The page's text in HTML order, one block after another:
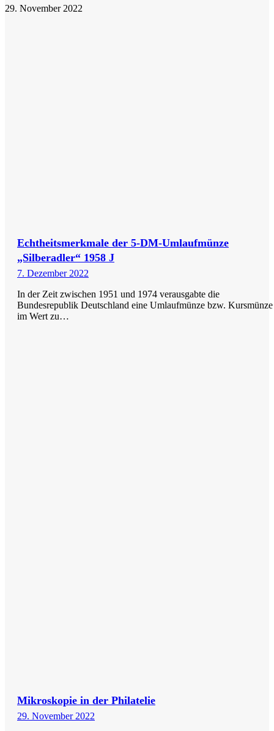
29. November 2022
Echtheitsmerkmale der 5-DM-Umlaufmünze
„Silberadler“ 1958 J
7. Dezember 2022
In der Zeit zwischen 1951 und 1974 verausgabte die
Bundesrepublik Deutschland eine Umlaufmünze bzw. Kursmünze
im Wert zu…
Mikroskopie in der Philatelie
29. November 2022